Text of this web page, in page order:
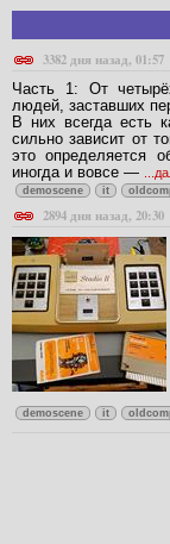
3382 дня назад, 01:57
Часть 1: От
людей, заставших
В них всегда есть
сильно зависит от
это определяется
иногда и вовсе —
demoscene it
2894 дня назад, 20:30
demoscene it